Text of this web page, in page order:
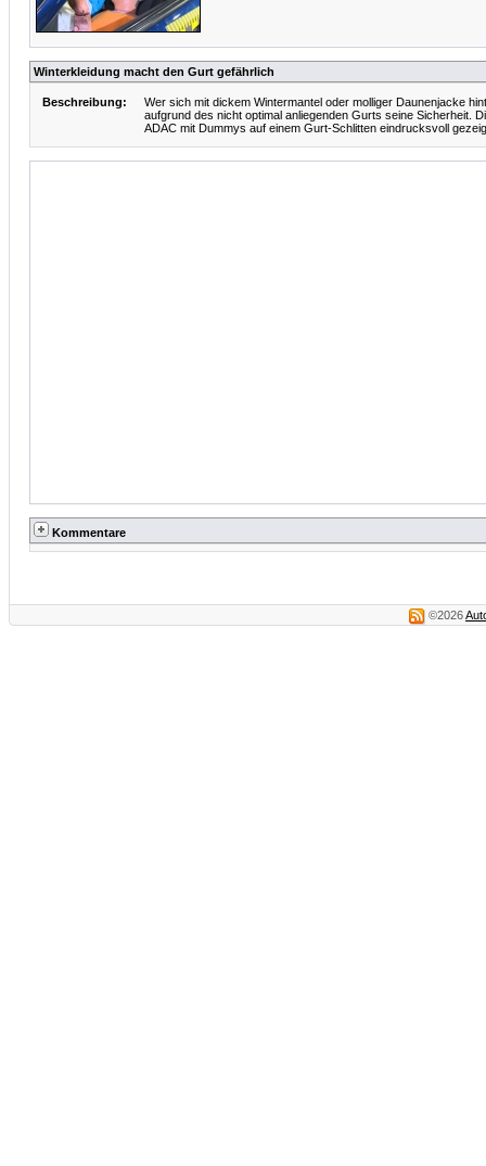
Winterkleidung macht den Gurt gefährlich
Beschreibung:
Wer sich mit dickem Wintermantel oder molliger Daunenjacke
aufgrund des nicht optimal anliegenden Gurts seine Sicherheit.
ADAC mit Dummys auf einem Gurt-Schlitten eindrucksvoll
Kommentare
©2026